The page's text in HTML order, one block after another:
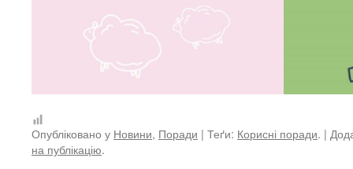
Опубліковано у Новини, Поради | Теґи: Корисні поради. |
на публікацію.